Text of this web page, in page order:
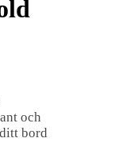
och
bord